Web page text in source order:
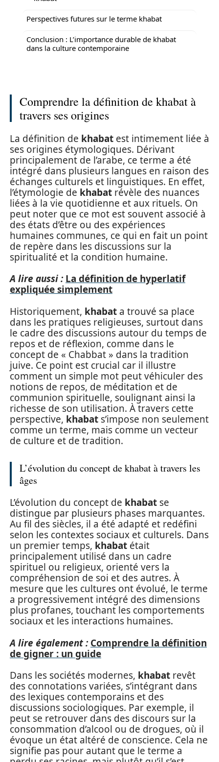
Perspectives futures sur le terme khabat
Conclusion : L’importance durable de khabat
dans la culture contemporaine
Comprendre la définition de khabat à
travers ses origines
La définition de khabat est intimement liée à
ses origines étymologiques. Dérivant
principalement de l’arabe, ce terme a été
intégré dans plusieurs langues en raison des
échanges culturels et linguistiques. En effet,
l’étymologie de khabat révèle des nuances
liées à la vie quotidienne et aux rituels. On
peut noter que ce mot est souvent associé à
des états d’être ou des expériences
humaines communes, ce qui en fait un point
de repère dans les discussions sur la
spiritualité et la condition humaine.
A lire aussi : La définition de hyperlatif
expliquée simplement
Historiquement, khabat a trouvé sa place
dans les pratiques religieuses, surtout dans
le cadre des discussions autour du temps de
repos et de réflexion, comme dans le
concept de « Chabbat » dans la tradition
juive. Ce point est crucial car il illustre
comment un simple mot peut véhiculer des
notions de repos, de méditation et de
communion spirituelle, soulignant ainsi la
richesse de son utilisation. À travers cette
perspective, khabat s’impose non seulement
comme un terme, mais comme un vecteur
de culture et de tradition.
L’évolution du concept de khabat à travers les
âges
L’évolution du concept de khabat se
distingue par plusieurs phases marquantes.
Au fil des siècles, il a été adapté et redéfini
selon les contextes sociaux et culturels. Dans
un premier temps, khabat était
principalement utilisé dans un cadre
spirituel ou religieux, orienté vers la
compréhension de soi et des autres. À
mesure que les cultures ont évolué, le terme
a progressivement intégré des dimensions
plus profanes, touchant les comportements
sociaux et les interactions humaines.
A lire également : Comprendre la définition
de gigner : un guide
Dans les sociétés modernes, khabat revêt
des connotations variées, s’intégrant dans
des lexiques contemporains et des
discussions sociologiques. Par exemple, il
peut se retrouver dans des discours sur la
consommation d’alcool ou de drogues, où il
évoque un état altéré de conscience. Cela ne
signifie pas pour autant que le terme a